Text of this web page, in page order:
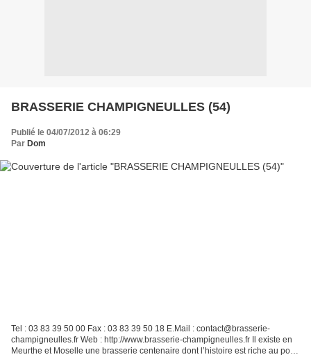
BRASSERIE CHAMPIGNEULLES (54)
Publié le 04/07/2012 à 06:29
Par Dom
Tel : 03 83 39 50 00 Fax : 03 83 39 50 18 E.Mail : contact@brasserie-
champigneulles.fr Web : http://www.brasserie-champigneulles.fr Il existe en
Meurthe et Moselle une brasserie centenaire dont l’histoire est riche au point